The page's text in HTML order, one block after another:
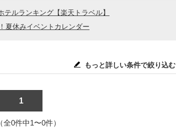
ルランキング【楽天トラベル】
夏休みイベントカレンダー
もっと詳しい条件で絞り込む
1
全0件中1〜0件）